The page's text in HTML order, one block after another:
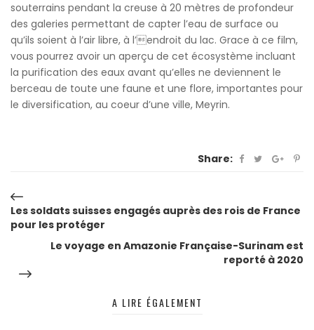
souterrains pendant la creuse à 20 mètres de profondeur
des galeries permettant de capter l’eau de surface ou
qu’ils soient à l’air libre, à l’endroit du lac. Grace à ce film,
vous pourrez avoir un aperçu de cet écosystème incluant
la purification des eaux avant qu’elles ne deviennent le
berceau de toute une faune et une flore, importantes pour
le diversification, au coeur d’une ville, Meyrin.
Share:
Navigation
de
l’article
Les soldats suisses engagés auprès des rois de France
pour les protéger
Le voyage en Amazonie Française-Surinam est
reporté à 2020
A LIRE ÉGALEMENT